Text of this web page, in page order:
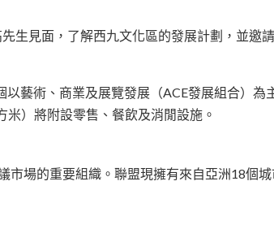
生見面，了解西九文化區的發展計劃，並邀
藝術、商業及展覽發展（ACE發展組合）
）將附設零售、餐飲及消閒設施。
市場的重要組織。聯盟現擁有來自亞洲18個